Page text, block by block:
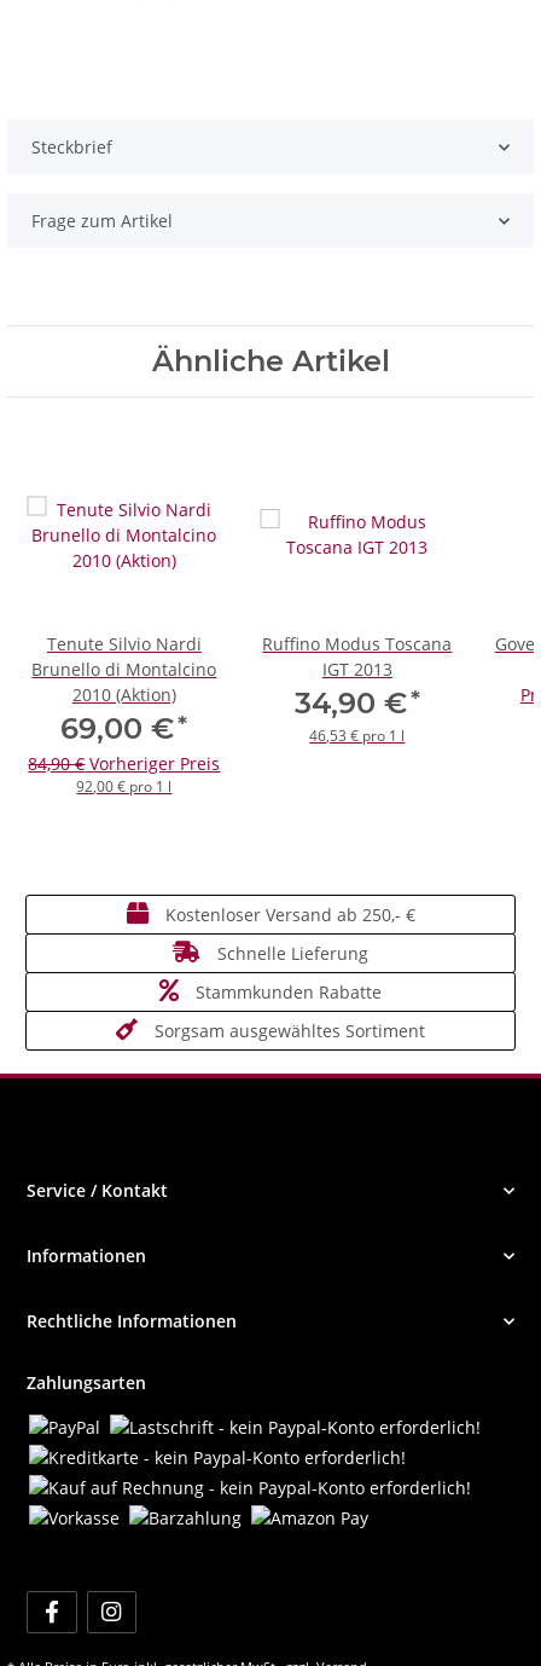
Steckbrief
Frage zum Artikel
Ähnliche Artikel
Tenute Silvio Nardi
Brunello di Montalcino
2010 (Aktion)
69,00 €*
84,90 €Vorheriger Preis
92,00 € pro 1 l
Ruffino Modus Toscana
IGT 2013
34,90 €*
46,53 € pro 1 l
Kostenloser Versand ab 250,- €
Schnelle Lieferung
Stammkunden Rabatte
Sorgsam ausgewähltes Sortiment
Service / Kontakt
Informationen
Rechtliche Informationen
Zahlungsarten